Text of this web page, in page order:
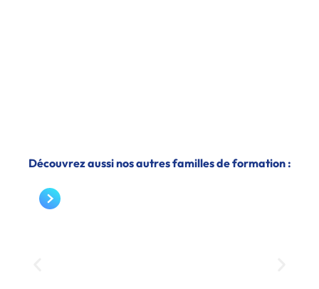
Découvrez aussi nos autres familles de formation :